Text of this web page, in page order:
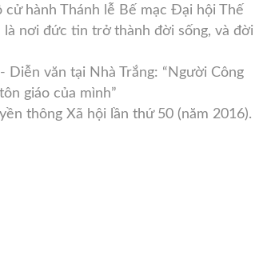
hành Thánh lễ Bế mạc Đại hội Thế
là nơi đức tin trở thành đời sống, và đời
văn tại Nhà Trắng: “Người Công
giáo của mình”
thông Xã hội lần thứ 50 (năm 2016).